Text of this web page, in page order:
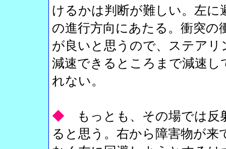
けるかは判断が難しい。左
の進行方向にあたる。衝突
が良いと思うので、ステア
減速できるところまで減速
れない。
◆
もっとも、その場では
ると思う。右から障害物が